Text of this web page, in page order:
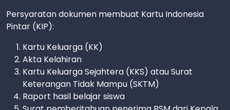
Persyaratan dokumen membuat Kartu Indonesia
Pintar (KIP):
Kartu Keluarga (KK)
Akta Kelahiran
Kartu Keluarga Sejahtera (KKS) atau Surat
Keterangan Tidak Mampu (SKTM)
Raport hasil belajar siswa